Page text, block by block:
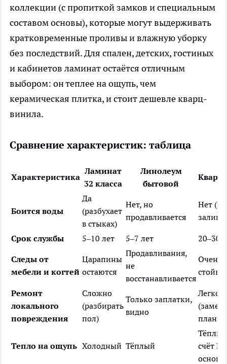
коллекции (с пропиткой замков и специальным
составом основы), которые могут выдерживать
кратковременные проливы и влажную уборку
без последствий. Для спален, детских, гостиных
и кабинетов ламинат остаётся отличным
выбором: он теплее на ощупь, чем
керамическая плитка, и стоит дешевле кварц-
винила.
Сравнение характеристик: таблица
Характеристика
Ламинат
32 класса
Линолеум
бытовой
Боится воды
Да
(разбухает
в стыках)
Нет, но
продавливается
Нет
Срок службы 5–10 лет 5–7 лет 20–30
Следы от
мебели и когтей
Царапины
остаются
Продавливания,
не
восстанавливается
Очень
Ремонт
локального
повреждения
Сложно
(разбирать
пол)
Только заплатки,
видно
Легко
Тепло на ощупь Холодный Тёплый
счёт